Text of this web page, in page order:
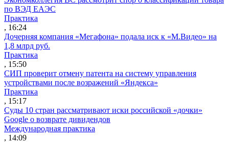
по ВЭД ЕАЭС
Практика
, 16:24
Дочерняя компания «Мегафона» подала иск к «М.Видео» на
1,8 млрд руб.
Практика
, 15:50
СИП проверит отмену патента на систему управления
устройствами после возражений «Яндекса»
Практика
, 15:17
Суды 10 стран рассматривают иски российской «дочки»
Google о возврате дивидендов
Международная практика
, 14:09